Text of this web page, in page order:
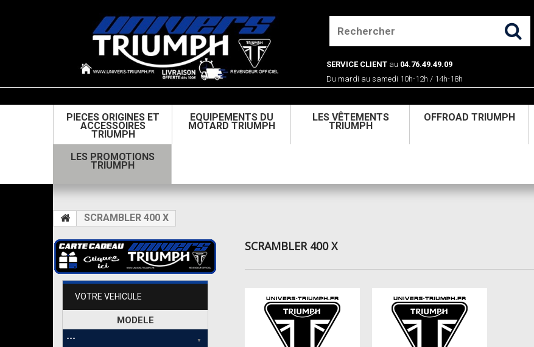
SERVICE CLIENT au 04.76.49.49.09
Du mardi au samedi 10h-12h / 14h-18h
PIECES ORIGINES ET
ACCESSOIRES
TRIUMPH
EQUIPEMENTS DU
MOTARD TRIUMPH
LES VÊTEMENTS
TRIUMPH
OFFROAD TRIUMPH
LES PROMOTIONS
TRIUMPH
SCRAMBLER 400 X
VOTRE VEHICULE
MODELE
SCRAMBLER 400 X